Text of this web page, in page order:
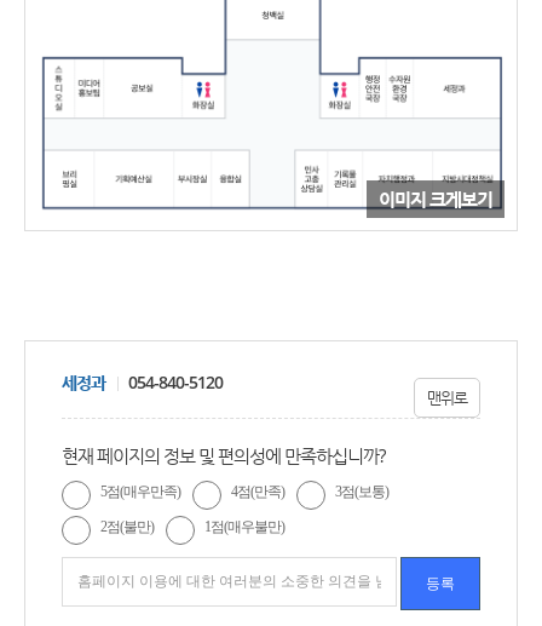
이미지 크게보기
세정과 054-840-5120
맨위로
현재 페이지의 정보 및 편의성에 만족하십니까?
5점(매우만족) 4점(만족) 3점(보통)
2점(불만) 1점(매우불만)